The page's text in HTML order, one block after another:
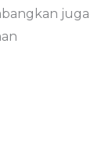
juga